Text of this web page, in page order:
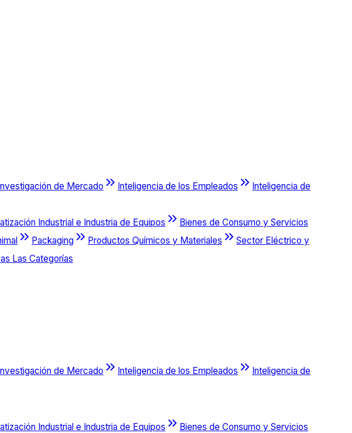
de Mercado Inteligencia de los Empleados
Inteligencia de
Industrial e Industria de Equipos
Bienes de Consumo y Servicios
Packaging Productos Químicos y Materiales
Sector Eléctrico y
Las Categorías
de Mercado Inteligencia de los Empleados
Inteligencia de
Industrial e Industria de Equipos
Bienes de Consumo y Servicios